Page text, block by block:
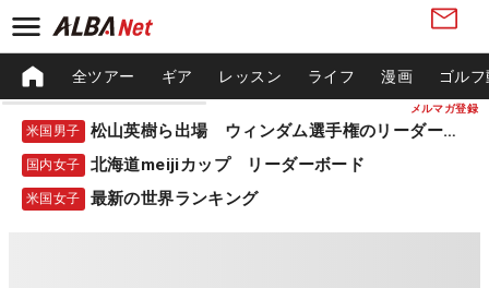
メルマガ登録
全ツアー ギア レッスン ライフ 漫画 ゴル
米国男子 松山英樹ら出場 ウィンダム選手権のリーダーボード
国内女子 北海道meijiカップ リーダーボード
米国女子 最新の世界ランキング